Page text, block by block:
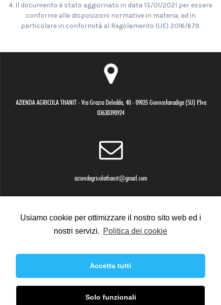
Usiamo cookie per ottimizzare il nostro sito web ed i
nostri servizi. Politica dei cookie
Accetta tutti
Solo funzionali
4. Il documento è stato aggiornato in data 13/01/2021 per essere
conforme alle disposizioni normative in materia, ed in
particolare in conformità al Regolamento (UE) 2016/679.
AZIENDA AGRICOLA THANIT - Via Grazia Deledda, 40 - 09035 Gonnosfanadiga (SU) P.Iva
03630390924
aziendagricolathanit@gmail.com
© 2021 Azienda Agricola Thanit